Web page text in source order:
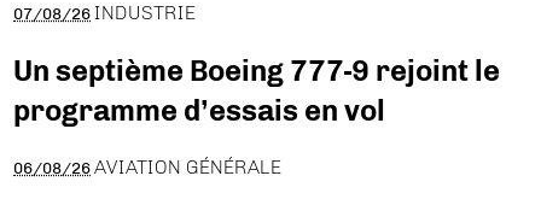
07/08/26 INDUSTRIE
Un septième Boeing 777-9 rejoint le
programme d’essais en vol
06/08/26 AVIATION GÉNÉRALE